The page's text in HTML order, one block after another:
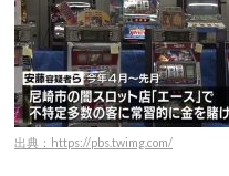
出典：https://pbs.twimg.com/